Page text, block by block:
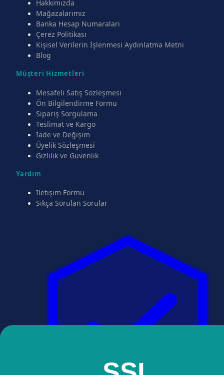
Hakkımızda
Mağazalarımız
Banka Hesap Numaraları
Çerez Politikası
Kişisel Verilerin İşlenmesi Aydınlatma Metni
Blog
Müşteri Hizmetleri
Mesafeli Satış Sözleşmesi
Ön Bilgilendirme Formu
Sipariş Sorgulama
Teslimat ve Kargo
İade ve Değişim
Üyelik Sözleşmesi
Gizlilik ve Güvenlik
Yardım
İletişim Formu
Sıkça Sorulan Sorular